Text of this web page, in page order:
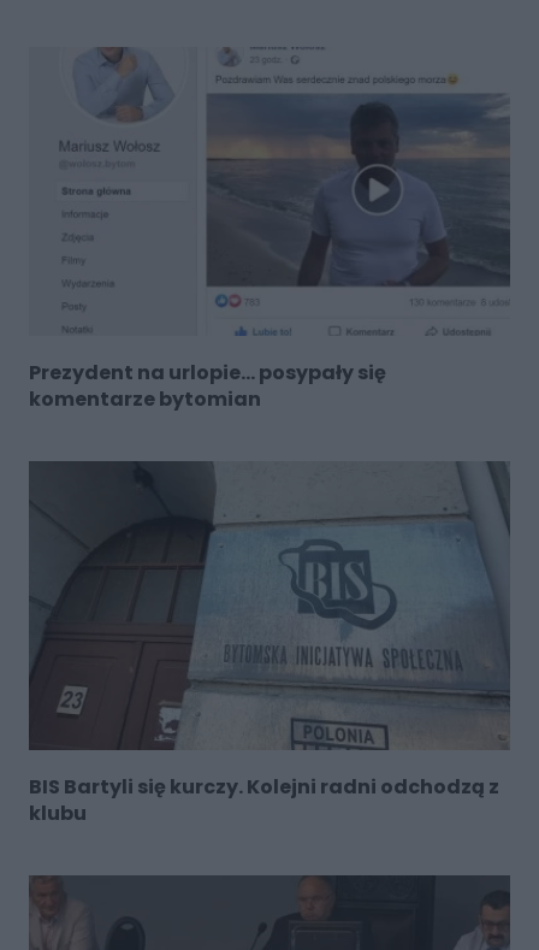
Prezydent na urlopie... posypały się
komentarze bytomian
BIS Bartyli się kurczy. Kolejni radni odchodzą z
klubu